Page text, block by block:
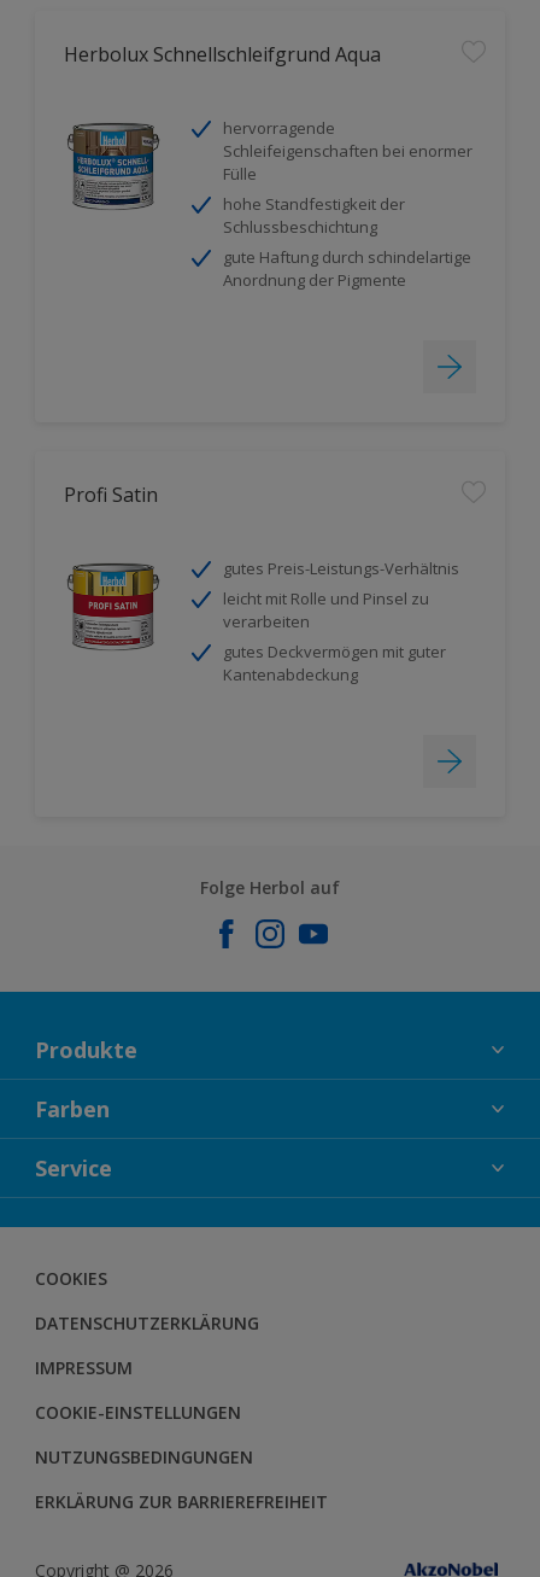
Herbolux Schnellschleifgrund Aqua
hervorragende
Schleifeigenschaften bei enormer
Fülle
hohe Standfestigkeit der
Schlussbeschichtung
gute Haftung durch schindelartige
Anordnung der Pigmente
Profi Satin
gutes Preis-Leistungs-Verhältnis
leicht mit Rolle und Pinsel zu
verarbeiten
gutes Deckvermögen mit guter
Kantenabdeckung
Folge Herbol auf
Produkte
FASSADENFARBEN
INNENFARBEN
LACKE
BODENSYSTEM
Farben
KOLLEKTIONEN
FARBTRENDS
FARBBERATUNG
Service
HERBOL NACHRICHTEN
HERBOL WERBEMITTELSHOP
SCHULUNGEN
COOKIES
DATENSCHUTZERKLÄRUNG
IMPRESSUM
COOKIE-EINSTELLUNGEN
NUTZUNGSBEDINGUNGEN
ERKLÄRUNG ZUR BARRIEREFREIHEIT
Copyright @ 2026